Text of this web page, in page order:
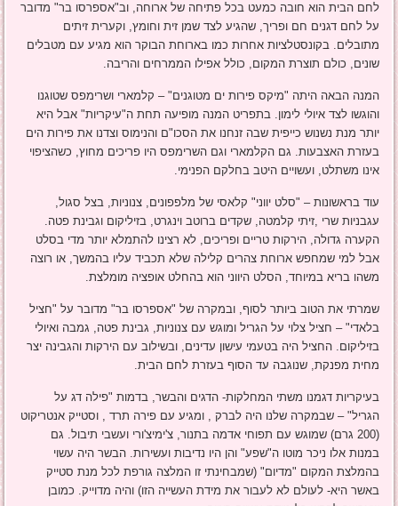
לחם הבית הוא חובה כמעט בכל פתיחה של ארוחה, וב"אספרסו בר" מדובר
על לחם דגנים חם ופריך, שהגיע לצד שמן זית וחומץ, וקערית זיתים
מתובלים. בקונסטלציות אחרות כמו בארוחת הבוקר הוא מגיע עם מטבלים
שונים, כולם תוצרת המקום, כולל אפילו הממרחים והריבה.
המנה הבאה היתה "מיקס פירות ים מטוגנים" – קלמארי ושרימפס שטוגנו
והוגשו לצד איולי לימון. בתפריט המנה מופיעה תחת ה"עיקריות" אבל היא
יותר מנת נשנוש כייפית שבה זנחנו את הסכו"ם והנימוס וצדנו את פירות הים
בעזרת האצבעות. גם הקלמארי וגם השרימפס היו פריכים מחוץ, כשהציפוי
אינו משתלט, ועשויים היטב בחלקם הפנימי.
עוד בראשונות – "סלט יווני" קלאסי של מלפפונים, צנוניות, בצל סגול,
עגבניות שרי ,זיתי קלמטה, שקדים ברוטב וינגרט, בזיליקום וגבינת פטה.
הקערה גדולה, הירקות טריים ופריכים, לא רצינו להתמלא יותר מדי בסלט
אבל למי שמחפש ארוחת צהרים קלילה שלא תכביד עליו בהמשך, או רוצה
משהו בריא במיוחד, הסלט היווני הוא בהחלט אופציה מומלצת.
שמרתי את הטוב ביותר לסוף, ובמקרה של "אספרסו בר" מדובר על "חציל
בלאדי" – חציל צלוי על הגריל ומוגש עם צנוניות, גבינת פטה, גמבה ואיולי
בזיליקום. החציל היה בטעמי עישון עדינים, ובשילוב עם הירקות והגבינה יצר
מחית מפנקת, שנוגבה עד הסוף בעזרת לחם הבית.
בעיקריות דגמנו משתי המחלקות- הדגים והבשר, בדמות "פילה דג על
הגריל" – שבמקרה שלנו היה לברק , ומגיע עם פירה תרד , וסטייק אנטריקוט
(200 גרם) שמוגש עם תפוחי אדמה בתנור, צ'ימיצ'ורי ועשבי תיבול. גם
במנות אלו ניכר מוטו ה"שפע" והן היו נדיבות ועשירות. הבשר היה עשוי
בהמלצת המקום "מדיום" (שמבחינתי זו המלצה גורפת לכל מנת סטייק
באשר היא- לעולם לא לעבור את מידת העשייה הזו) והיה מדוייק. כמובן